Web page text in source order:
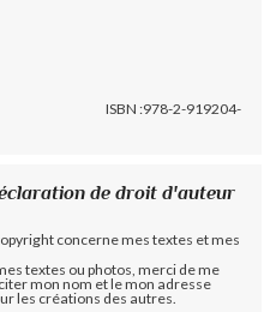
ISBN :978-2-919204-
de droit d'auteur
concerne mes textes et mes
textes ou photos, merci de me
mon nom et le mon adresse
les créations des autres.